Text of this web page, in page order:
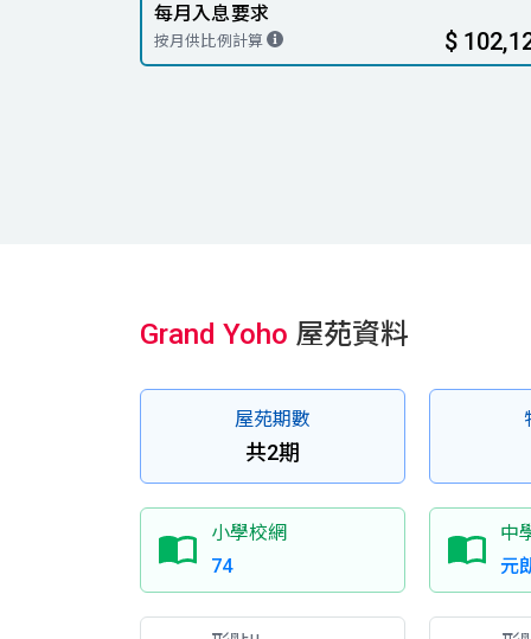
每月入息要求
按月供比例計算 $
Grand Yoho 屋苑資料
屋苑期數
共2期
小學校網
74
中
元